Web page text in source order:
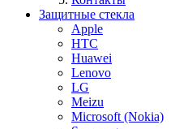
Защитные стекла
Apple
HTC
Huawei
Lenovo
LG
Meizu
Microsoft (Nokia)